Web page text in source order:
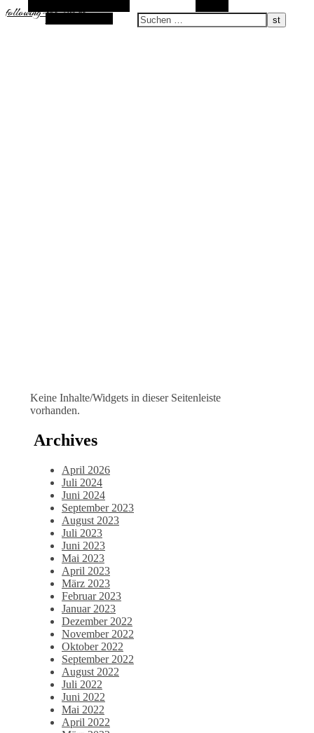
following-the-sun.de
Zufallsauswahl
Keine Inhalte/Widgets in dieser Seitenleiste
vorhanden.
Archives
April 2026
Juli 2024
Juni 2024
September 2023
August 2023
Juli 2023
Juni 2023
Mai 2023
April 2023
März 2023
Februar 2023
Januar 2023
Dezember 2022
November 2022
Oktober 2022
September 2022
August 2022
Juli 2022
Juni 2022
Mai 2022
April 2022